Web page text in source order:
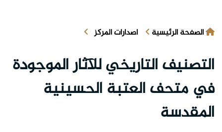
الصفحة الرئيسية اصدارات المركز
التصنيف التاريخي للآثار الموجودة
في متحف العتبة الحسينية
المقدسة